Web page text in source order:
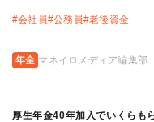
#会社員#公務員#老後資金
年金 マネイロメディア編集部
厚生年金40年加入でいくらも